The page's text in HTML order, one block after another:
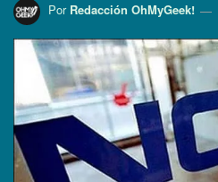
Por Redacción OhMyGeek!